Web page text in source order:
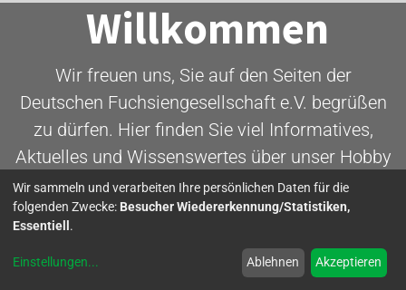
Willkommen
Wir freuen uns, Sie auf den Seiten der
Deutschen Fuchsiengesellschaft e.V. begrüßen
zu dürfen. Hier finden Sie viel Informatives,
Aktuelles und Wissenswertes über unser Hobby
- die Fuchsie.
Wir sammeln und verarbeiten Ihre persönlichen Daten für die
folgenden Zwecke: Besucher Wiedererkennung/Statistiken,
Essentiell .
Einstellungen... Ablehnen Akzeptieren